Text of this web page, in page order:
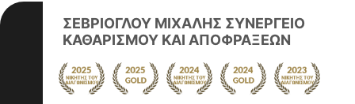
ΣΕΒΡΙΟΓΛΟΥ ΜΙΧΑΛΗΣ ΣΥΝΕΡΓΕΙΟ
ΚΑΘΑΡΙΣΜΟΥ ΚΑΙ ΑΠΟΦΡΑΞΕΩΝ